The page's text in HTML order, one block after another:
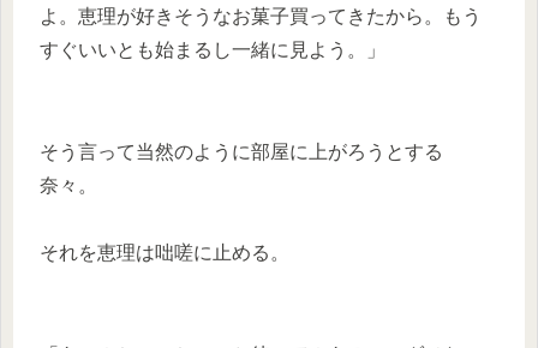
よ。恵理が好きそうなお菓子買ってきたから。もう
すぐいいとも始まるし一緒に見よう。」
そう言って当然のように部屋に上がろうとする
奈々。
それを恵理は咄嗟に止める。